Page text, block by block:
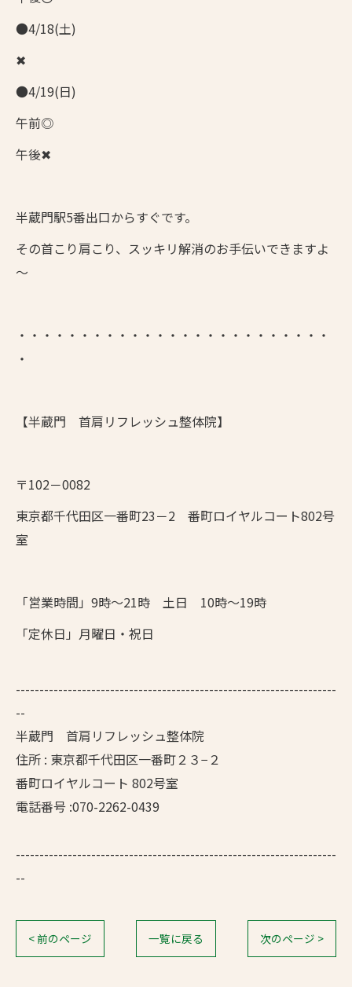
●4/18(土)
✖
●4/19(日)
午前◎
午後✖
半蔵門駅5番出口からすぐです。
その首こり肩こり、スッキリ解消のお手伝いできますよ
～
・・・・・・・・・・・・・・・・・・・・・・・・・
・
【半蔵門 首肩リフレッシュ整体院】
〒102－0082
東京都千代田区一番町23－2 番町ロイヤルコート802号
室
「営業時間」9時～21時 土日 10時～19時
「定休日」月曜日・祝日
--------------------------------------------------------------------
--
半蔵門 首肩リフレッシュ整体院
住所 : 東京都千代田区一番町２３−２
番町ロイヤルコート 802号室
電話番号 :070-2262-0439
--------------------------------------------------------------------
--
< 前のページ 一覧に戻る 次のページ >